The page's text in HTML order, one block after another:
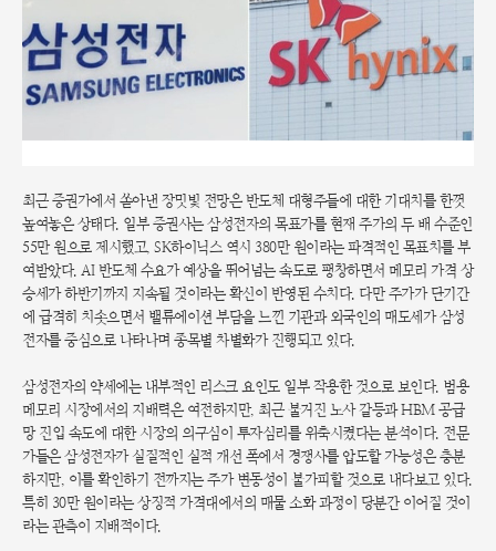
최근 증권가에서 쏟아낸 장밋빛 전망은 반도체 대형주들에 대한 기대치를 한껏
높여놓은 상태다. 일부 증권사는 삼성전자의 목표가를 현재 주가의 두 배 수준인
55만 원으로 제시했고, SK하이닉스 역시 380만 원이라는 파격적인 목표치를 부
여받았다. AI 반도체 수요가 예상을 뛰어넘는 속도로 팽창하면서 메모리 가격 상
승세가 하반기까지 지속될 것이라는 확신이 반영된 수치다. 다만 주가가 단기간
에 급격히 치솟으면서 밸류에이션 부담을 느낀 기관과 외국인의 매도세가 삼성
전자를 중심으로 나타나며 종목별 차별화가 진행되고 있다.
삼성전자의 약세에는 내부적인 리스크 요인도 일부 작용한 것으로 보인다. 범용
메모리 시장에서의 지배력은 여전하지만, 최근 불거진 노사 갈등과 HBM 공급
망 진입 속도에 대한 시장의 의구심이 투자심리를 위축시켰다는 분석이다. 전문
가들은 삼성전자가 실질적인 실적 개선 폭에서 경쟁사를 압도할 가능성은 충분
하지만, 이를 확인하기 전까지는 주가 변동성이 불가피할 것으로 내다보고 있다.
특히 30만 원이라는 상징적 가격대에서의 매물 소화 과정이 당분간 이어질 것이
라는 관측이 지배적이다.